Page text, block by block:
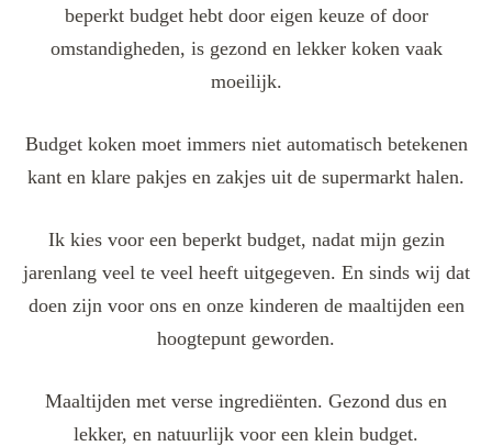
beperkt budget hebt door eigen keuze of door
omstandigheden, is gezond en lekker koken vaak
moeilijk.
Budget koken moet immers niet automatisch betekenen
kant en klare pakjes en zakjes uit de supermarkt halen.
Ik kies voor een beperkt budget, nadat mijn gezin
jarenlang veel te veel heeft uitgegeven. En sinds wij dat
doen zijn voor ons en onze kinderen de maaltijden een
hoogtepunt geworden.
Maaltijden met verse ingrediënten. Gezond dus en
lekker, en natuurlijk voor een klein budget.